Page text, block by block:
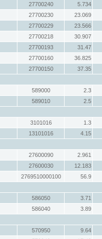
27700240
5.734
27700230
23.069
27700229
23.566
27700218
30.907
27700193
31.47
27700160
36.825
27700150
37.35
589000
2.3
589010
2.5
3101016
1.3
13101016
4.15
27600090
2.961
27600030
12.183
2769510000100
56.9
586050
3.71
586040
3.89
570950
9.64